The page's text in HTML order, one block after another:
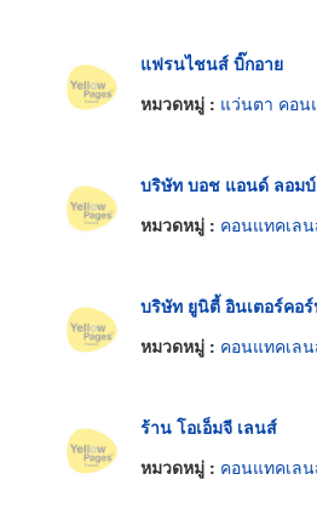
แฟรนไชนส์ บิ๊กอาย
หมวดหมู่ : แว่นตา คอน
บริษัท บอช แอนด์ ลอมบ์
หมวดหมู่ : คอนแทคเล
บริษัท ยูนิตี้ อินเตอร์คอ
หมวดหมู่ : คอนแทคเล
ร้าน โอเอ็มจี เลนส์
หมวดหมู่ : คอนแทคเล